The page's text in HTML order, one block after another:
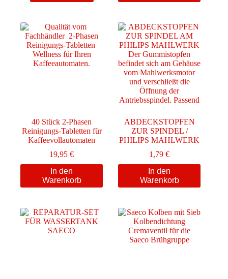
40 Stück 2-Phasen
Reinigungs-Tabletten für
Kaffeevollautomaten
19,95€
In den
Warenkorb
ABDECKSTOPFEN
ZUR SPINDEL /
PHILIPS MAHLWERK
1,79€
In den
Warenkorb